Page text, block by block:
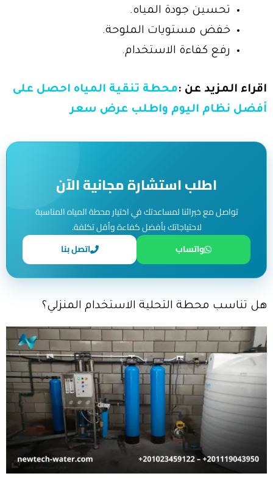
تحسين جودة المياه.
خفض مستويات الملوحة.
رفع كفاءة الاستخدام.
اقراء المزيد عن :محطة تنقية المياه احصل على
أفضل نظام اليوم واطلب عرض سعر
اطلب استشارة مجانية الآن
تواصل مع خبرائنا لمساعدتك في اختيار محطة المياه المناسبة
لاحتياجاتك بأفضل كفاءة وأقل تكلفة.
واتساب
اتصل بنا
هل تناسب محطة التحلية الاستخدام المنزلي؟